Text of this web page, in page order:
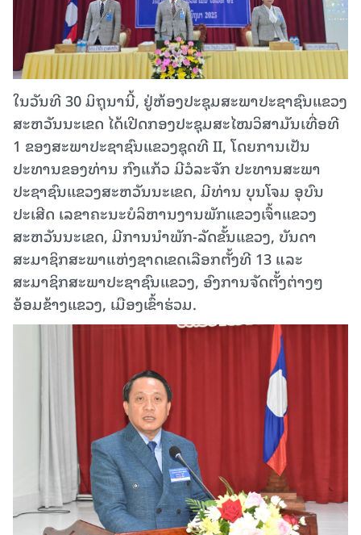
ໃນວັນທີ 30 ມິຖຸນານີ້, ຢູ່ຫ້ອງປະຊຸມສະພາປະຊາຊົນແຂວງ
ສະຫວັນນະເຂດ ໄດ້ເປີດກອງປະຊຸມສະໄໝວິສາມັນເທື່ອທີ
1 ຂອງສະພາປະຊາຊົນແຂວງຊຸດທີ II, ໂດຍການເປັນ
ປະທານຂອງທ່ານ ກົງແກ້ວ ມີວໍລະຈັກ ປະທານສະພາ
ປະຊາຊົນແຂວງສະຫວັນນະເຂດ, ມີທ່ານ ບຸນໂຈມ ອຸບົນ
ປະເສີດ ເລຂາຄະນະບໍລິຫານງານພັກແຂວງເຈົ້າແຂວງ
ສະຫວັນນະເຂດ, ມີການນໍາພັກ-ລັດຂັ້ນແຂວງ, ບັນດາ
ສະມາຊິກສະພາແຫ່ງຊາດເຂດເລືອກຕັ້ງທີ 13 ແລະ
ສະມາຊິກສະພາປະຊາຊົນແຂວງ, ອົງການຈັດຕັ້ງຕ່າງໆ
ອ້ອມຂ້າງແຂວງ, ເມືອງເຂົ້າຮ່ວມ.